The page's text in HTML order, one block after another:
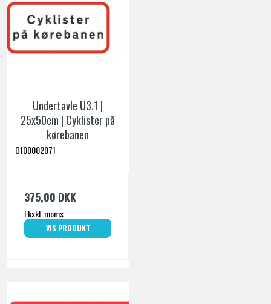
Undertavle U3.1 |
25x50cm | Cyklister på
kørebanen
O100002071
375,00 DKK
Ekskl. moms
VIS PRODUKT